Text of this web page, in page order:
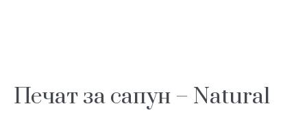
Печат за сапун – Natural